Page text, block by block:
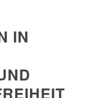
IN